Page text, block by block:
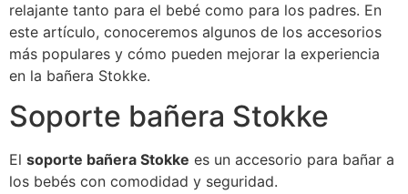
relajante tanto para el bebé como para los padres. En
este artículo, conoceremos algunos de los accesorios
más populares y cómo pueden mejorar la experiencia
en la bañera Stokke.
Soporte bañera Stokke
El soporte bañera Stokke es un accesorio para bañar a
los bebés con comodidad y seguridad.